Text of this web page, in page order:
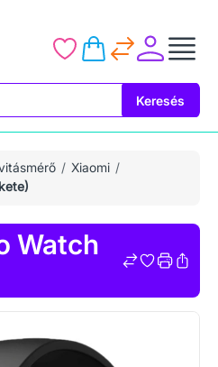
Keresés
Xiaomi
Watch